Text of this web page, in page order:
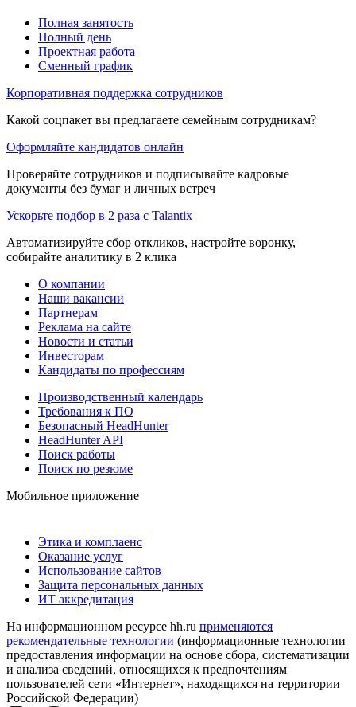
Полная занятость
Полный день
Проектная работа
Сменный график
Корпоративная поддержка сотрудников
Какой соцпакет вы предлагаете семейным сотрудникам?
Оформляйте кандидатов онлайн
Проверяйте сотрудников и подписывайте кадровые
документы без бумаг и личных встреч
Ускорьте подбор в 2 раза с Talantix
Автоматизируйте сбор откликов, настройте воронку,
собирайте аналитику в 2 клика
О компании
Наши вакансии
Партнерам
Реклама на сайте
Новости и статьи
Инвесторам
Кандидаты по профессиям
Производственный календарь
Требования к ПО
Безопасный HeadHunter
HeadHunter API
Поиск работы
Поиск по резюме
Мобильное приложение
Этика и комплаенс
Оказание услуг
Использование сайтов
Защита персональных данных
ИТ аккредитация
На информационном ресурсе hh.ru применяются
рекомендательные технологии (информационные технологии
предоставления информации на основе сбора, систематизации
и анализа сведений, относящихся к предпочтениям
пользователей сети «Интернет», находящихся на территории
Российской Федерации)